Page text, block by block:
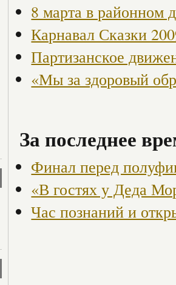
8 марта в районном
Карнавал Сказки
Партизанское
«Мы за здоровый
За последнее
Финал перед
«В гостях у Деда
Час познаний и